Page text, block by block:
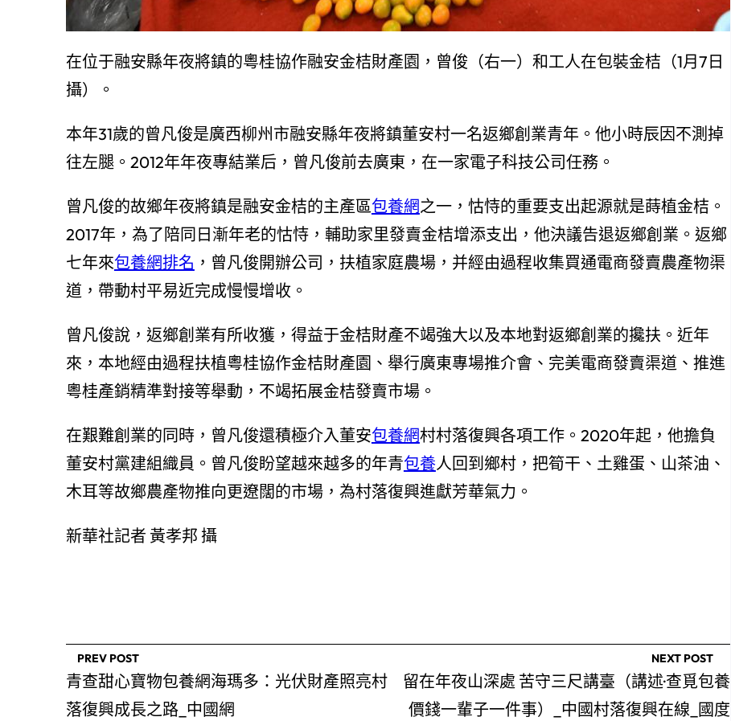
在位于融安縣年夜將鎮的粵桂協作融安金桔財產園，曾俊（右一）和工人在包裝金桔（1月7日
攝）。
本年31歲的曾凡俊是廣西柳州市融安縣年夜將鎮董安村一名返鄉創業青年。他小時辰因不測掉
往左腿。2012年年夜專結業后，曾凡俊前去廣東，在一家電子科技公司任務。
曾凡俊的故鄉年夜將鎮是融安金桔的主產區包養網之一，怙恃的重要支出起源就是蒔植金桔。
2017年，為了陪同日漸年老的怙恃，輔助家里發賣金桔增添支出，他決議告退返鄉創業。返鄉
七年來包養網排名 ，曾凡俊開辦公司，扶植家庭農場，并經由過程收集買通電商發賣農產物渠
道，帶動村平易近完成慢慢增收。
曾凡俊說，返鄉創業有所收獲，得益于金桔財產不竭強大以及本地對返鄉創業的攙扶。近年
來，本地經由過程扶植粵桂協作金桔財產園、舉行廣東專場推介會、完美電商發賣渠道、推進
粵桂產銷精準對接等舉動，不竭拓展金桔發賣市場。
在艱難創業的同時，曾凡俊還積極介入董安包養網村村落復興各項工作。2020年起，他擔負
董安村黨建組織員。曾凡俊盼望越來越多的年青包養人回到鄉村，把筍干、土雞蛋、山茶油、
木耳等故鄉農產物推向更遼闊的市場，為村落復興進獻芳華氣力。
新華社記者 黃孝邦 攝
PREV POST
青查甜心寶物包養網海瑪多：光伏財產照亮村
落復興成長之路_中國網
NEXT POST
留在年夜山深處 苦守三尺講臺（講述·查覓包養
價錢一輩子一件事）_中國村落復興在線_國度